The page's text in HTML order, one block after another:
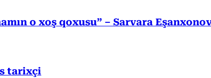
o xoş qoxusu” – Sarvara
tarixçi